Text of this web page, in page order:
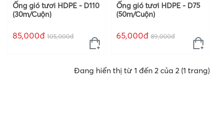
Ống gió tươi HDPE - D110
(30m/Cuộn)
85,000đ 105,000đ
Ống gió tươi HDPE - D75
(50m/Cuộn)
65,000đ 89,000đ
Đang hiển thị từ 1 đến 2 của 2 (1 trang)